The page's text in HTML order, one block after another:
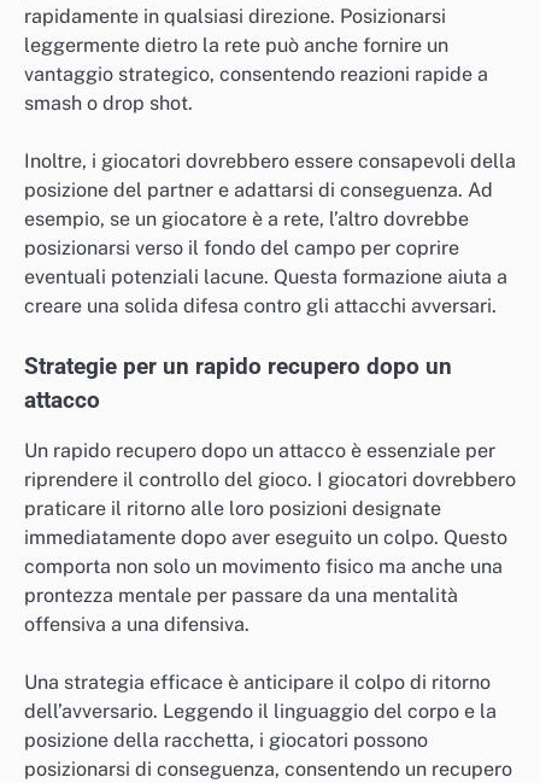
rapidamente in qualsiasi direzione. Posizionarsi
leggermente dietro la rete può anche fornire un
vantaggio strategico, consentendo reazioni rapide a
smash o drop shot.
Inoltre, i giocatori dovrebbero essere consapevoli della
posizione del partner e adattarsi di conseguenza. Ad
esempio, se un giocatore è a rete, l’altro dovrebbe
posizionarsi verso il fondo del campo per coprire
eventuali potenziali lacune. Questa formazione aiuta a
creare una solida difesa contro gli attacchi avversari.
Strategie per un rapido recupero dopo un
attacco
Un rapido recupero dopo un attacco è essenziale per
riprendere il controllo del gioco. I giocatori dovrebbero
praticare il ritorno alle loro posizioni designate
immediatamente dopo aver eseguito un colpo. Questo
comporta non solo un movimento fisico ma anche una
prontezza mentale per passare da una mentalità
offensiva a una difensiva.
Una strategia efficace è anticipare il colpo di ritorno
dell’avversario. Leggendo il linguaggio del corpo e la
posizione della racchetta, i giocatori possono
posizionarsi di conseguenza, consentendo un recupero